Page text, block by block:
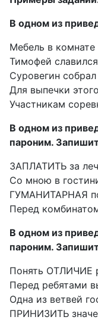
В одном из
Мебель в
Тимофей
Суровегин
Для выпечки
Участникам
В одном из
пароним.
ЗАПЛАТИТЬ за
Со мною в
ГУМАНИТАРНАЯ
Перед
В одном из
пароним.
Понять ОТЛИЧИЕ
Перед ребятами
Одна из ветвей
ПРИНИЗИТЬ